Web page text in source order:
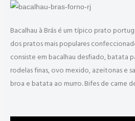
Bacalhau à Brás é um típico prato
dos pratos mais populares
consiste em bacalhau desfiado, batata
rodelas finas, ovo mexido, azeitonas e
broa e batata ao murro. Bifes de carne